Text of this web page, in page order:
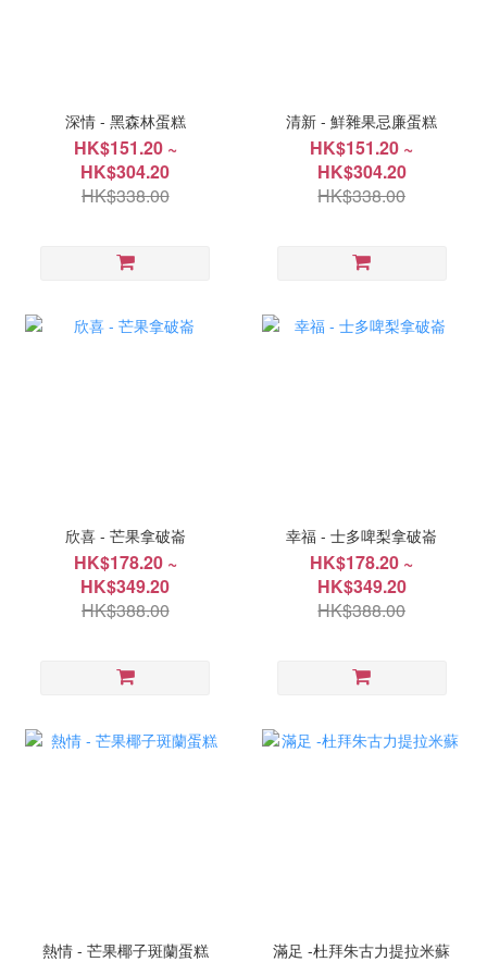
深情 - 黑森林蛋糕
HK$151.20 ~
HK$304.20
HK$338.00
清新 - 鮮雜果忌廉蛋糕
HK$151.20 ~
HK$304.20
HK$338.00
欣喜 - 芒果拿破崙
HK$178.20 ~
HK$349.20
HK$388.00
幸福 - 士多啤梨拿破崙
HK$178.20 ~
HK$349.20
HK$388.00
熱情 - 芒果椰子斑蘭蛋糕 滿足 -杜拜朱古力提拉米蘇